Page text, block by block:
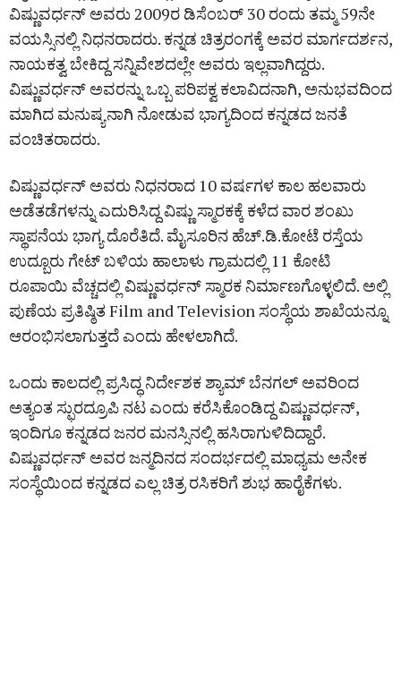
ವಿಷ್ಣುವರ್ಧನ್ ಅವರು 2009ರ ಡಿಸೆಂಬರ್ 30 ರಂದು ತಮ್ಮ 59ನೇ
ವಯಸ್ಸಿನಲ್ಲಿ ನಿಧನರಾದರು. ಕನ್ನಡ ಚಿತ್ರರಂಗಕ್ಕೆ ಅವರ ಮಾರ್ಗದರ್ಶನ,
ನಾಯಕತ್ವ ಬೇಕಿದ್ದ ಸನ್ನಿವೇಶದಲ್ಲೇ ಅವರು ಇಲ್ಲವಾಗಿದ್ದರು.
ವಿಷ್ಣುವರ್ಧನ್ ಅವರನ್ನು ಒಬ್ಬ ಪರಿಪಕ್ವ ಕಲಾವಿದನಾಗಿ, ಅನುಭವದಿಂದ
ಮಾಗಿದ ಮನುಷ್ಯನಾಗಿ ನೋಡುವ ಭಾಗ್ಯದಿಂದ ಕನ್ನಡದ ಜನತೆ
ವಂಚಿತರಾದರು.
ವಿಷ್ಣುವರ್ಧನ್ ಅವರು ನಿಧನರಾದ 10 ವರ್ಷಗಳ ಕಾಲ ಹಲವಾರು
ಅಡೆತಡೆಗಳನ್ನು ಎದುರಿಸಿದ್ದ ವಿಷ್ಣು ಸ್ಮಾರಕಕ್ಕೆ ಕಳೆದ ವಾರ ಶಂಖು
ಸ್ಥಾಪನೆಯ ಭಾಗ್ಯ ದೊರೆತಿದೆ. ಮೈಸೂರಿನ ಹೆಚ್.ಡಿ.ಕೋಟೆ ರಸ್ತೆಯ
ಉದ್ಬೂರು ಗೇಟ್ ಬಳಿಯ ಹಾಲಾಳು ಗ್ರಾಮದಲ್ಲಿ 11 ಕೋಟಿ
ರೂಪಾಯಿ ವೆಚ್ಚದಲ್ಲಿ ವಿಷ್ಣುವರ್ಧನ್ ಸ್ಮಾರಕ ನಿರ್ಮಾಣಗೊಳ್ಳಲಿದೆ. ಅಲ್ಲಿ
ಪುಣೆಯ ಪ್ರತಿಷ್ಠಿತ Film and Television ಸಂಸ್ಥೆಯ ಶಾಖೆಯನ್ನೂ
ಆರಂಭಿಸಲಾಗುತ್ತದೆ ಎಂದು ಹೇಳಲಾಗಿದೆ.
ಒಂದು ಕಾಲದಲ್ಲಿ ಪ್ರಸಿದ್ಧ ನಿರ್ದೇಶಕ ಶ್ಯಾಮ್ ಬೆನಗಲ್ ಅವರಿಂದ
ಅತ್ಯಂತ ಸ್ಫುರದ್ರೂಪಿ ನಟ ಎಂದು ಕರೆಸಿಕೊಂಡಿದ್ದ ವಿಷ್ಣುವರ್ಧನ್,
ಇಂದಿಗೂ ಕನ್ನಡದ ಜನರ ಮನಸ್ಸಿನಲ್ಲಿ ಹಸಿರಾಗುಳಿದಿದ್ದಾರೆ.
ವಿಷ್ಣುವರ್ಧನ್ ಅವರ ಜನ್ಮದಿನದ ಸಂದರ್ಭದಲ್ಲಿ ಮಾಧ್ಯಮ ಅನೇಕ
ಸಂಸ್ಥೆಯಿಂದ ಕನ್ನಡದ ಎಲ್ಲ ಚಿತ್ರ ರಸಿಕರಿಗೆ ಶುಭ ಹಾರೈಕೆಗಳು.